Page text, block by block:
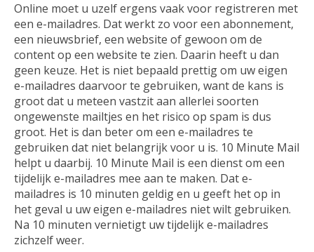
Online moet u uzelf ergens vaak voor registreren met
een e-mailadres. Dat werkt zo voor een abonnement,
een nieuwsbrief, een website of gewoon om de
content op een website te zien. Daarin heeft u dan
geen keuze. Het is niet bepaald prettig om uw eigen
e-mailadres daarvoor te gebruiken, want de kans is
groot dat u meteen vastzit aan allerlei soorten
ongewenste mailtjes en het risico op spam is dus
groot. Het is dan beter om een e-mailadres te
gebruiken dat niet belangrijk voor u is. 10 Minute Mail
helpt u daarbij. 10 Minute Mail is een dienst om een
tijdelijk e-mailadres mee aan te maken. Dat e-
mailadres is 10 minuten geldig en u geeft het op in
het geval u uw eigen e-mailadres niet wilt gebruiken.
Na 10 minuten vernietigt uw tijdelijk e-mailadres
zichzelf weer.